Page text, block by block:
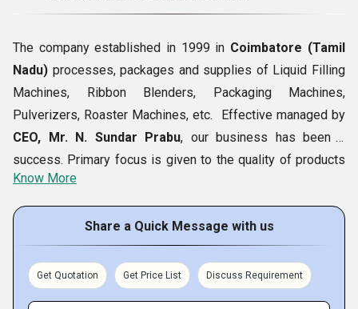
The company established in 1999 in Coimbatore (Tamil
Nadu) processes, packages and supplies of Liquid Filling
Machines, Ribbon Blenders, Packaging Machines,
Pulverizers, Roaster Machines, etc. Effective managed by
CEO, Mr. N. Sundar Prabu, our business has been a
success. Primary focus is given to the quality of products
by maintaining the manufacturing operations. The strengths
of our company include quality, personalized services,
competitive prices, fast delivery service, customer based
approach, flexibility and excellence. These factors are
behind strengthening our relationship with our clients. Also,
Know More
Share a Quick Message with us
Get Quotation Get Price List Discuss Requirement